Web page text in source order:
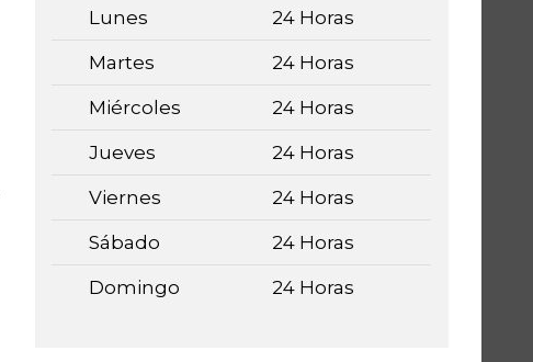
Lunes 24 Horas
Martes 24 Horas
Miércoles 24 Horas
Jueves 24 Horas
Viernes 24 Horas
Sábado 24 Horas
Domingo 24 Horas